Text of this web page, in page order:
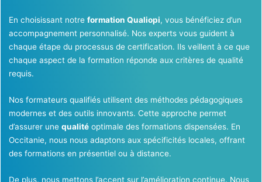
En choisissant notre formation Qualiopi, vous bénéficiez d’un
accompagnement personnalisé. Nos experts vous guident à
chaque étape du processus de certification. Ils veillent à ce que
chaque aspect de la formation réponde aux critères de qualité
requis.
Nos formateurs qualifiés utilisent des méthodes pédagogiques
modernes et des outils innovants. Cette approche permet
d’assurer une qualitéoptimale des formations dispensées. En
Occitanie, nous nous adaptons aux spécificités locales, offrant
des formations en présentiel ou à distance.
De plus, nous mettons l’accent sur l’amélioration continue. Nous